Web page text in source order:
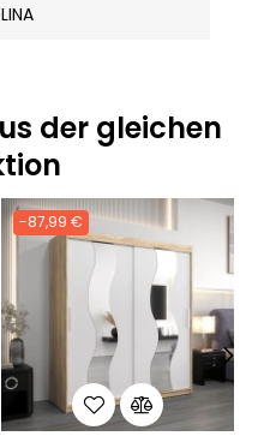
LINA
der gleichen
-87,99 €